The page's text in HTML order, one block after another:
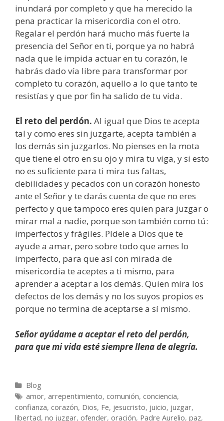
inundará por completo y que ha merecido la
pena practicar la misericordia con el otro.
Regalar el perdón hará mucho más fuerte la
presencia del Señor en ti, porque ya no habrá
nada que le impida actuar en tu corazón, le
habrás dado vía libre para transformar por
completo tu corazón, aquello a lo que tanto te
resistías y que por fin ha salido de tu vida.
El reto del perdón. Al igual que Dios te acepta
tal y como eres sin juzgarte, acepta también a
los demás sin juzgarlos. No pienses en la mota
que tiene el otro en su ojo y mira tu viga, y si esto
no es suficiente para ti mira tus faltas,
debilidades y pecados con un corazón honesto
ante el Señor y te darás cuenta de que no eres
perfecto y que tampoco eres quien para juzgar o
mirar mal a nadie, porque son también como tú:
imperfectos y frágiles. Pídele a Dios que te
ayude a amar, pero sobre todo que ames lo
imperfecto, para que así con mirada de
misericordia te aceptes a ti mismo, para
aprender a aceptar a los demás. Quien mira los
defectos de los demás y no los suyos propios es
porque no termina de aceptarse a sí mismo.
Señor ayúdame a aceptar el reto del perdón,
para que mi vida esté siempre llena de alegría.
Categories
Blog
Tags
amor, arrepentimiento, comunión, conciencia,
confianza, corazón, Dios, Fe, jesucristo, juicio, juzgar,
libertad, no juzgar, ofender, oración, Padre Aurelio, paz,